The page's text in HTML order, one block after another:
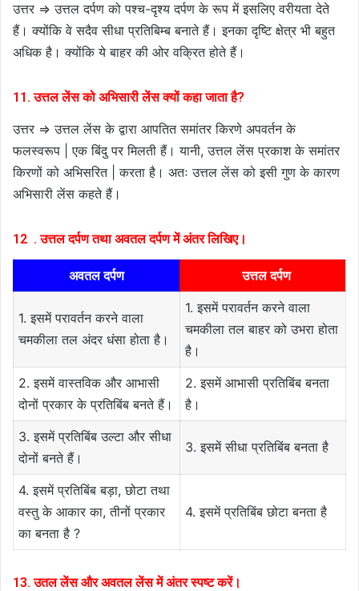
उत्तर ⇒ उत्तल दर्पण को पश्च-दृश्य दर्पण के रूप में इसलिए वरीयता देते
हैं। क्योंकि वे सदैव सीधा प्रतिबिम्ब बनाते हैं। इनका दृष्टि क्षेत्र भी बहुत
अधिक है। क्योंकि ये बाहर की ओर वक्रित होते हैं।
11. उत्तल लेंस को अभिसारी लेंस क्यों कहा जाता है?
उत्तर ⇒ उत्तल लेंस के द्वारा आपतित समांतर किरणे अपवर्तन के
फलस्वरूप | एक बिंदु पर मिलती हैं। यानी, उत्तल लेंस प्रकाश के समांतर
किरणों को अभिसरित | करता है। अतः उत्तल लेंस को इसी गुण के कारण
अभिसारी लेंस कहते हैं।
12 . उत्तल दर्पण तथा अवतल दर्पण में अंतर लिखिए।
अवतल दर्पण उत्तल दर्पण
1. इसमें परावर्तन करने वाला
चमकीला तल अंदर धंसा होता है।
1. इसमें परावर्तन करने वाला
चमकीला तल बाहर को उभरा होता
है।
2. इसमें वास्तविक और आभासी
दोनों प्रकार के प्रतिबिंब बनते हैं।
2. इसमें आभासी प्रतिबिंब बनता
है।
3. इसमें प्रतिबिंब उल्टा और सीधा
दोनों बनते हैं।
3. इसमें सीधा प्रतिबिंब बनता है
4. इसमें प्रतिबिंब बड़ा, छोटा तथा
वस्तु के आकार का, तीनों प्रकार
का बनता है ?
4. इसमें प्रतिबिंब छोटा बनता है
13. उतल लेंस और अवतल लेंस में अंतर स्पष्ट करें।